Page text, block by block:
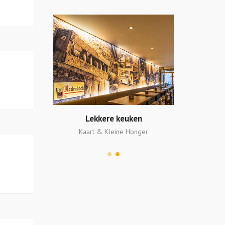
Lekkere keuken
Kaart & Kleine Honger